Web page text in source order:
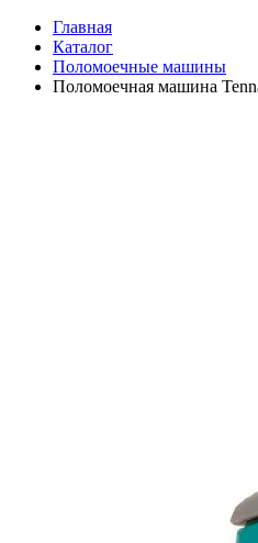
Главная
Каталог
Поломоечные машины
Поломоечная машина